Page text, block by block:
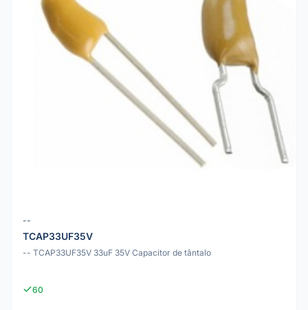
--
TCAP33UF35V
-- TCAP33UF35V 33uF 35V Capacitor de tântalo
60